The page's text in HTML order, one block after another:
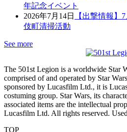
年記念イベント
2026年7月14日
【出撃情報】
伎町清掃活動
See more
The 501st Legion is a worldwide Star
comprised of and operated by Star
sponsored by Lucasfilm Ltd., it is
costuming group. Star Wars, its
associated items are the intellectual
Lucasfilm Ltd. All rights reserved.
TOP